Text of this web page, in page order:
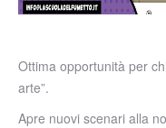
Ottima opportunità per
arte”.
Apre nuovi scenari alla